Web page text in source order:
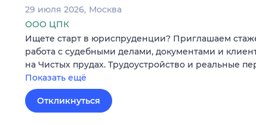
29 июля 2026 Москва
ООО ЦПК
Ищете старт в юриспруденции? Приглашаем
работа с судебными делами, документами и
на Чистых прудах. Трудоустройство и реальные
Показать ещё
Откликнуться